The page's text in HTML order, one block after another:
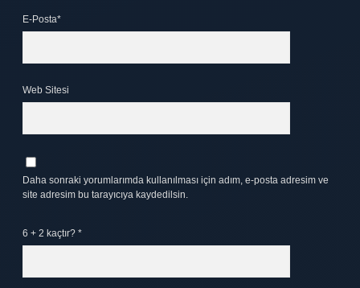
E-Posta*
Web Sitesi
Daha sonraki yorumlarımda kullanılması için adım, e-posta adresim ve
site adresim bu tarayıcıya kaydedilsin.
6 + 2 kaçtır? *